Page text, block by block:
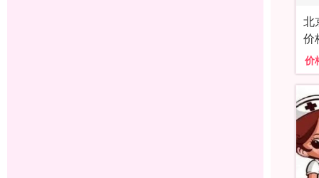
北
价
价